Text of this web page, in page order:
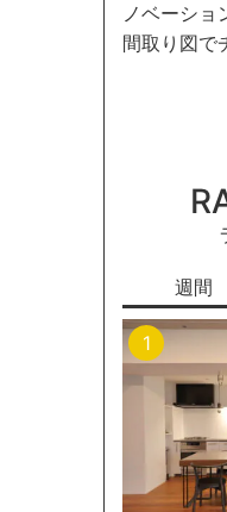
ノベーショ
間取り図で
週間